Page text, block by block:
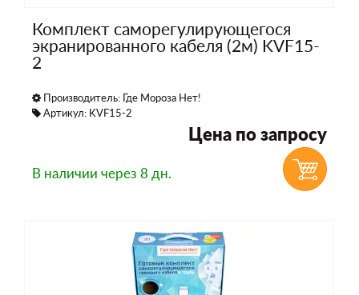
Комплект саморегулирующегося
экранированного кабеля (2м) KVF15-
2
Производитель: Где Мороза Нет!
Артикул: KVF15-2
Цена по запросу
В наличии через 8 дн.